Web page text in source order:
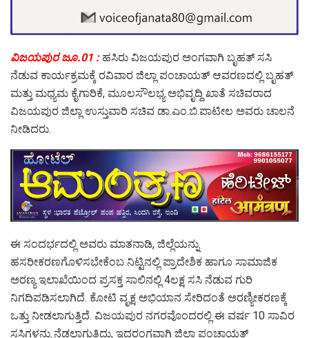
ವಿಜಯಪುರ ಜೂ.01 : ಹಸಿರು ವಿಜಯಪುರ ಅಂಗವಾಗಿ ಬೃಹತ್ ಸಸಿ
ನೆಡುವ ಕಾರ್ಯಕ್ರಮಕ್ಕೆ ರವಿವಾರ ಜಿಲ್ಲಾ ಪಂಚಾಯತ್ ಆವರಣದಲ್ಲಿ ಬೃಹತ್
ಮತ್ತು ಮಧ್ಯಮ ಕೈಗಾರಿಕೆ, ಮೂಲಸೌಲಭ್ಯ ಅಭಿವೃದ್ದಿ ಖಾತೆ ಸಚಿವರಾದ
ವಿಜಯಪುರ ಜಿಲ್ಲಾ ಉಸ್ತುವಾರಿ ಸಚಿವ ಡಾ.ಎಂ.ಬಿ.ಪಾಟೀಲ ಅವರು ಚಾಲನೆ
ನೀಡಿದರು.
ಈ ಸಂದರ್ಭದಲ್ಲಿ ಅವರು ಮಾತನಾಡಿ, ಜಿಲ್ಲೆಯನ್ನು
ಹಸರೀಕರಣಗೊಳಿಸಬೇಕೆಂಬ ನಿಟ್ಟಿನಲ್ಲಿ ಪ್ರಾದೇಶಿಕ ಹಾಗೂ ಸಾಮಾಜಿಕ
ಅರಣ್ಯ ಇಲಾಖೆಯಿಂದ ಪ್ರಸಕ್ತ ಸಾಲಿನಲ್ಲಿ 4ಲಕ್ಷ ಸಸಿ ನೆಡುವ ಗುರಿ
ನಿಗದಿಪಡಿಸಲಾಗಿದೆ. ಕೋಟಿ ವೃಕ್ಷ ಅಭಿಯಾನ ಸೇರಿದಂತೆ ಅರಣ್ಯೀಕರಣಕ್ಕೆ
ಒತ್ತು ನೀಡಲಾಗುತ್ತಿದೆ. ವಿಜಯಪುರ ನಗರವೊಂದರಲ್ಲಿ ಈ ವರ್ಷ 10 ಸಾವಿರ
ಸಸಿಗಳನ್ನು ನೆಡಲಾಗುತ್ತಿದ್ದು, ಇದರಂಗವಾಗಿ ಜಿಲ್ಲಾ ಪಂಚಾಯತ್